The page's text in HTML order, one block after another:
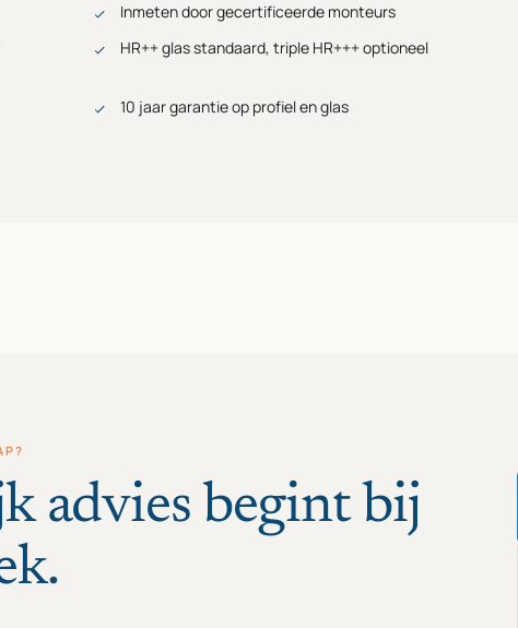
Inmeten door gecertificeerde monteurs
HR++ glas standaard, triple HR+++ optioneel
10 jaar garantie op profiel en glas
advies begint bij